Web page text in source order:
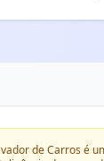
de Carros é